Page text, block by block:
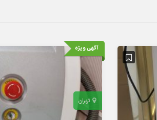
آگهی ویژه
تهران